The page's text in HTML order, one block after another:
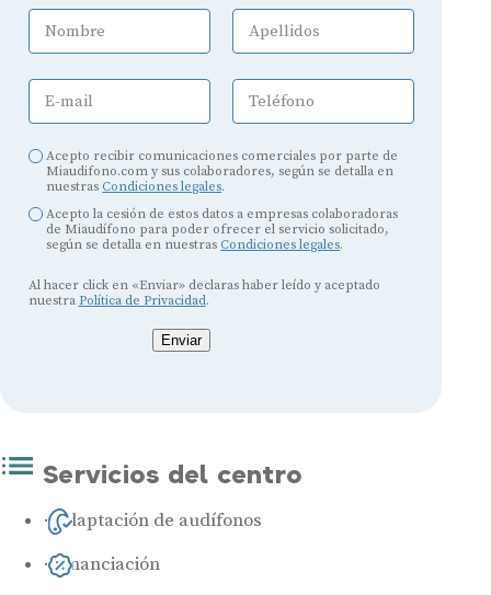
Nombre Apellidos
E-mail Teléfono
Acepto recibir comunicaciones comerciales por parte de
Miaudifono.com y sus colaboradores, según se detalla en
nuestras Condiciones legales.
Acepto la cesión de estos datos a empresas colaboradoras
de Miaudífono para poder ofrecer el servicio solicitado,
según se detalla en nuestras Condiciones legales.
Al hacer click en «Enviar» declaras haber leído y aceptado
nuestra Política de Privacidad.
Enviar
Servicios del centro
Adaptación de audífonos
Financiación